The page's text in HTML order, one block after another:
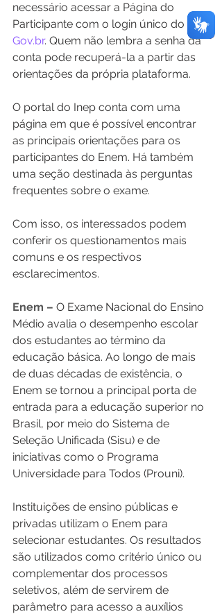
necessário acessar a Página do
Participante com o login único do
Gov.br. Quem não lembra a senha da
conta pode recuperá-la a partir das
orientações da própria plataforma.
O portal do Inep conta com uma
página em que é possível encontrar
as principais orientações para os
participantes do Enem. Há também
uma seção destinada às perguntas
frequentes sobre o exame.
Com isso, os interessados podem
conferir os questionamentos mais
comuns e os respectivos
esclarecimentos.
Enem – O Exame Nacional do Ensino
Médio avalia o desempenho escolar
dos estudantes ao término da
educação básica. Ao longo de mais
de duas décadas de existência, o
Enem se tornou a principal porta de
entrada para a educação superior no
Brasil, por meio do Sistema de
Seleção Unificada (Sisu) e de
iniciativas como o Programa
Universidade para Todos (Prouni).
Instituições de ensino públicas e
privadas utilizam o Enem para
selecionar estudantes. Os resultados
são utilizados como critério único ou
complementar dos processos
seletivos, além de servirem de
parâmetro para acesso a auxílios